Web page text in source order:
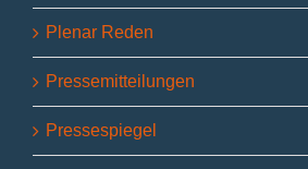
Plenar Reden
Pressemitteilungen
Pressespiegel